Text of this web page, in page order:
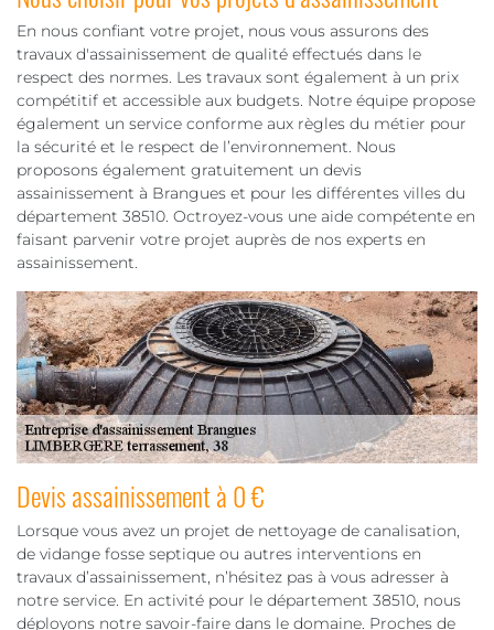
En nous confiant votre projet, nous vous assurons des
travaux d'assainissement de qualité effectués dans le
respect des normes. Les travaux sont également à un prix
compétitif et accessible aux budgets. Notre équipe propose
également un service conforme aux règles du métier pour
la sécurité et le respect de l’environnement. Nous
proposons également gratuitement un devis
assainissement à Brangues et pour les différentes villes du
département 38510. Octroyez-vous une aide compétente en
faisant parvenir votre projet auprès de nos experts en
assainissement.
Devis assainissement à 0 €
Lorsque vous avez un projet de nettoyage de canalisation,
de vidange fosse septique ou autres interventions en
travaux d’assainissement, n’hésitez pas à vous adresser à
notre service. En activité pour le département 38510, nous
déployons notre savoir-faire dans le domaine. Proches de